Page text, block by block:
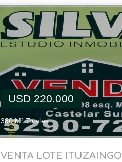
USD 220.000
380 M² Totales
VENTA LOTE ITUZAINGO